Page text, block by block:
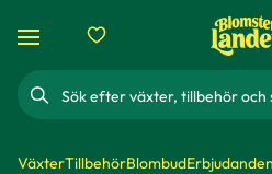
Sök
VäxterTillbehörBlombudErbjudanden